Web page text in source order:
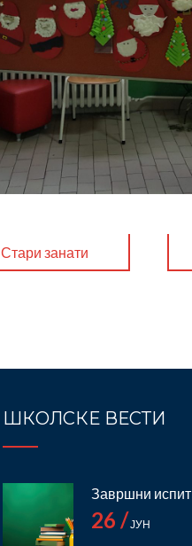
Стари занати
ШКОЛСКЕ ВЕСТИ
Завршни испит
26 /ЈУН